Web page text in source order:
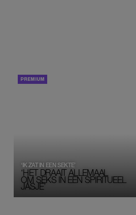
‘HET DRAAIT ALLEMAAL
OM SEKS IN EEN SPIRITUEEL
JASJE’
‘IK ZAT IN EEN SEKTE’